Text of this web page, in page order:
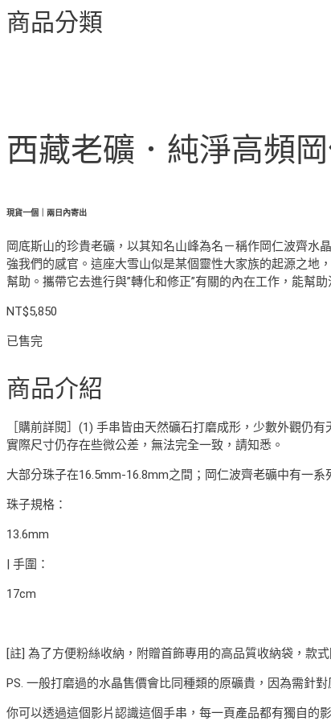
商品分類
西藏老礦．純淨高頻
現貨一個｜兩日內寄出
岡底斯山的珍貴老礦，以其知名山峰為名－稱作岡仁波齊水
強我們的感官。這座大雪山似是某個靈性大家族的起源之地
幫助。攜帶它去進行與”轉化和修正”有關的內在工作，能幫
NT$5,850
已售完
商品介紹
［購前詳閱］(1) 手串皆由天然礦石打磨成形，少數外觀仍
實際尺寸仍存在些微公差，無法完全一致，請知悉。
大部分珠子在16.5mm-16.8mm之間；岡仁波齊老礦中有一
珠子規格：
13.6mm
| 手圍：
17cm
[註] 為了方便粉絲收納，附贈首飾專用的高品質收納袋，款
PS. 一般打磨過的水晶售價會比同種類的原礦貴，因為需針
你可以透過這個影片認識這個手串，每一頁產品都有獨自的影